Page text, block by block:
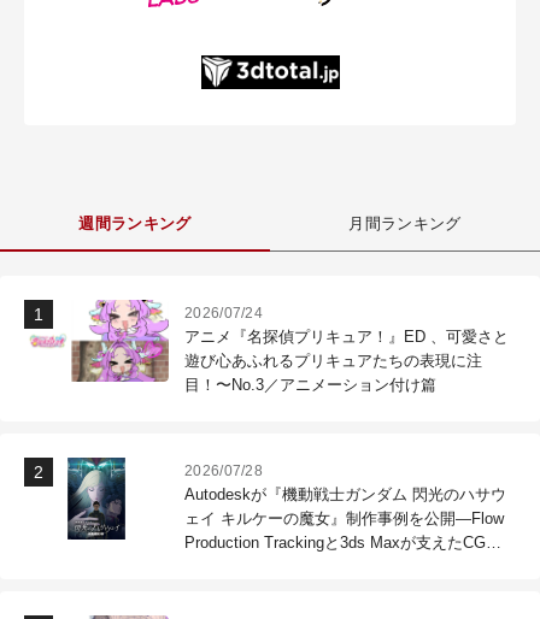
週間ランキング 月間ランキング
2026/07/24
アニメ『名探偵プリキュア！』ED 、可愛さと
遊び心あふれるプリキュアたちの表現に注
目！〜No.3／アニメーション付け篇
2026/07/28
Autodeskが『機動戦士ガンダム 閃光のハサウ
ェイ キルケーの魔女』制作事例を公開―Flow
Production Trackingと3ds Maxが支えたCG制